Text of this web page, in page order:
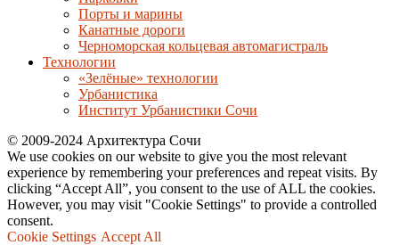
Порты и марины
Канатные дороги
Черноморская кольцевая автомагистраль
Технологии
«Зелёные» технологии
Урбанистика
Институт Урбанистики Сочи
© 2009-2024 Архитектура Сочи
We use cookies on our website to give you the most relevant
experience by remembering your preferences and repeat visits. By
clicking “Accept All”, you consent to the use of ALL the cookies.
However, you may visit "Cookie Settings" to provide a controlled
consent.
Cookie Settings Accept All